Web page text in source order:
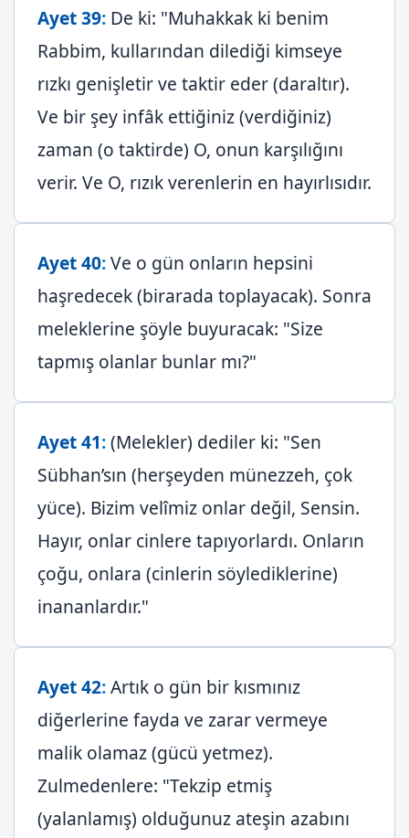
Ayet 39: De ki: "Muhakkak ki benim
Rabbim, kullarından dilediği kimseye
rızkı genişletir ve taktir eder (daraltır).
Ve bir şey infâk ettiğiniz (verdiğiniz)
zaman (o taktirde) O, onun karşılığını
verir. Ve O, rızık verenlerin en hayırlısıdır.
Ayet 40:Ve o gün onların hepsini
haşredecek (birarada toplayacak). Sonra
meleklerine şöyle buyuracak: "Size
tapmış olanlar bunlar mı?"
Ayet 41:(Melekler) dediler ki: "Sen
Sübhan’sın (herşeyden münezzeh, çok
yüce). Bizim velîmiz onlar değil, Sensin.
Hayır, onlar cinlere tapıyorlardı. Onların
çoğu, onlara (cinlerin söylediklerine)
inananlardır."
Ayet 42:Artık o gün bir kısmınız
diğerlerine fayda ve zarar vermeye
malik olamaz (gücü yetmez).
Zulmedenlere: "Tekzip etmiş
(yalanlamış) olduğunuz ateşin azabını